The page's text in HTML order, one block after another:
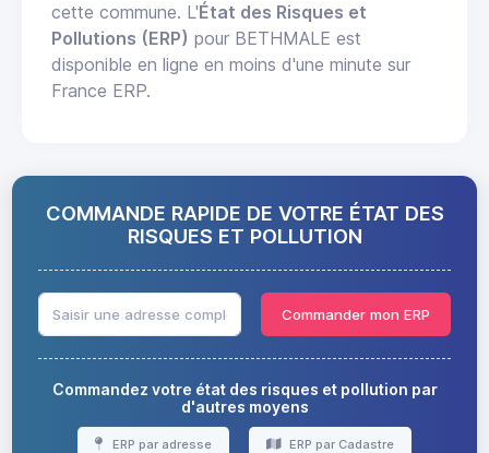
cette commune. L'État des Risques et
Pollutions (ERP) pour BETHMALE est
disponible en ligne en moins d'une minute sur
France ERP.
COMMANDE RAPIDE DE VOTRE ÉTAT DES
RISQUES ET POLLUTION
Commander mon ERP
Commandez votre état des risques et pollution par
d'autres moyens
ERP par adresse ERP par Cadastre